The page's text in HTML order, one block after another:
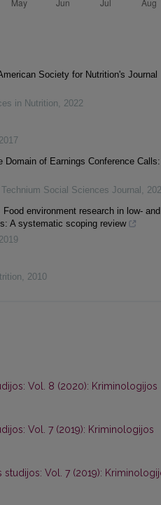
Society for Nutrition's Journal
in Nutrition, 2022
2017
Domain of Earnings Conference Calls:
Technium Social Sciences Journal ,
environment research in low- and
A systematic scoping review
2019
, 2010
Vol. 8 (2020): Kriminologijos
Vol. 7 (2019): Kriminologijos
studijos: Vol. 7 (2019):